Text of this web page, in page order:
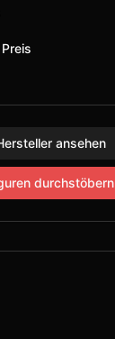
ansehen
durchstöbern